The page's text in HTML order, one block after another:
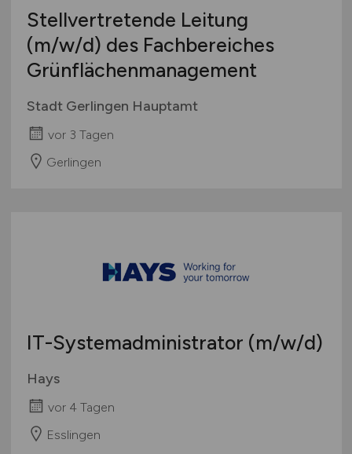
International
Stellvertretende Leitung
(m/w/d) des Fachbereiches
Grünflächenmanagement
Stadt Gerlingen Hauptamt
vor 3 Tagen
Gerlingen
IT-Systemadministrator (m/w/d)
Hays
vor 4 Tagen
Esslingen